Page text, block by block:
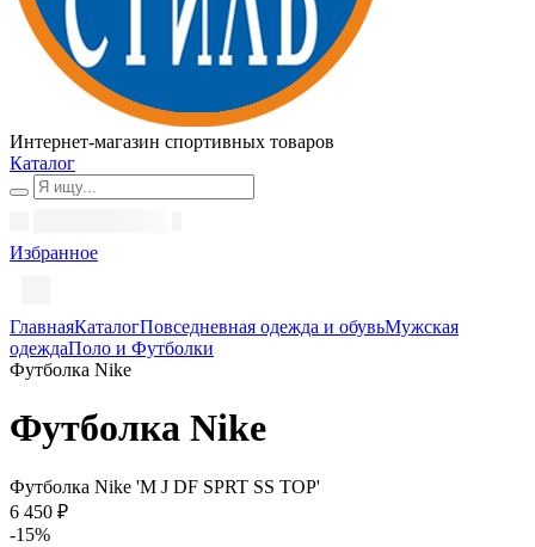
Интернет-магазин спортивных товаров
Каталог
Избранное
ГлавнаяКаталогПовседневная одежда и обувьМужская
одеждаПоло и Футболки
Футболка Nike
Футболка Nike
Футболка Nike 'M J DF SPRT SS TOP'
6 450 ₽
-15%